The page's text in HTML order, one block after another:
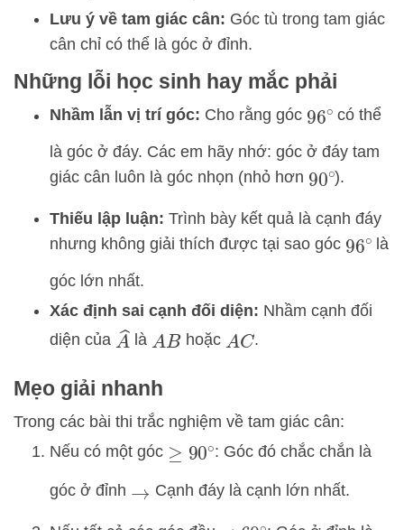
Lưu ý về tam giác cân: Góc tù trong tam giác
cân chỉ có thể là góc ở đỉnh.
Những lỗi học sinh hay mắc phải
Nhầm lẫn vị trí góc: Cho rằng góc 96∘có thể
là góc ở đáy. Các em hãy nhớ: góc ở đáy tam
giác cân luôn là góc nhọn (nhỏ hơn 90∘
).
Thiếu lập luận: Trình bày kết quả là cạnh đáy
nhưng không giải thích được tại sao góc 96∘là
góc lớn nhất.
Xác định sai cạnh đối diện: Nhầm cạnh đối
diện của A^là ABhoặc AC.
Mẹo giải nhanh
Trong các bài thi trắc nghiệm về tam giác cân:
Nếu có một góc ≥90∘: Góc đó chắc chắn là
góc ở đỉnh → Cạnh đáy là cạnh lớn nhất.